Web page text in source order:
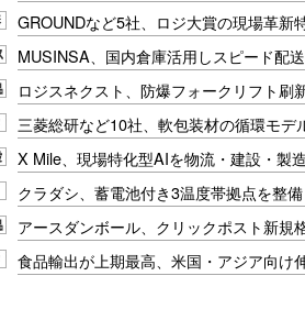
GROUNDなど5社、ロジ大賞の現場革新
MUSINSA、国内倉庫活用しスピード配
ロジスネクスト、防爆フォークリフト刷
三菱総研など10社、軟包装材の循環モデ
X Mile、現場特化型AIを物流・建設・製
クラダシ、蓄電池付き3温度帯拠点を整備
アースダンボール、クリックポスト新規
食品輸出が上期最高、米国・アジア向け